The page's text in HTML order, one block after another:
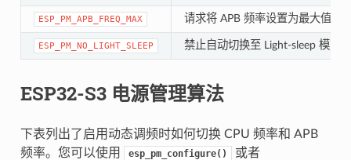
ESP_PM_APB_FREQ_MAX 请求将 APB 频率设置为最大值，
ESP_PM_NO_LIGHT_SLEEP 禁止自动切换至 Light-sleep 模式。
ESP32-S3 电源管理算法
下表列出了启用动态调频时如何切换 CPU 频率和 APB
频率。您可以使用
esp_pm_configure()
或者